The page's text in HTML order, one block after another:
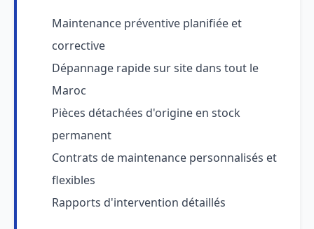
Maintenance préventive planifiée et
corrective
Dépannage rapide sur site dans tout le
Maroc
Pièces détachées d'origine en stock
permanent
Contrats de maintenance personnalisés et
flexibles
Rapports d'intervention détaillés